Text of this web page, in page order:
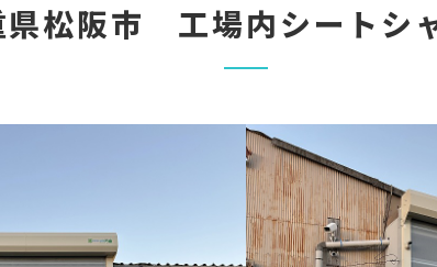
県松阪市 工場内シートシ